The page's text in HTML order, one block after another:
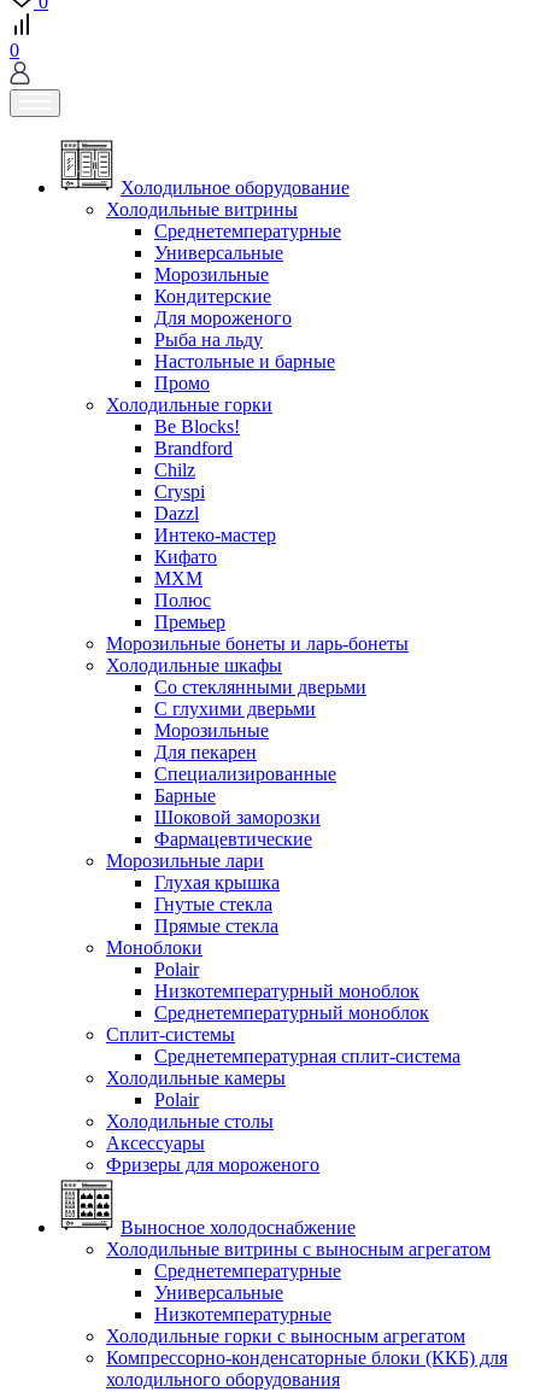
0
Холодильное оборудование
Холодильные витрины
Среднетемпературные
Универсальные
Морозильные
Кондитерские
Для мороженого
Рыба на льду
Настольные и барные
Промо
Холодильные горки
Be Blocks!
Brandford
Chilz
Cryspi
Dazzl
Интеко-мастер
Кифато
МХМ
Полюс
Премьер
Морозильные бонеты и ларь-бонеты
Холодильные шкафы
Со стеклянными дверьми
С глухими дверьми
Морозильные
Для пекарен
Специализированные
Барные
Шоковой заморозки
Фармацевтические
Морозильные лари
Глухая крышка
Гнутые стекла
Прямые стекла
Моноблоки
Polair
Низкотемпературный моноблок
Среднетемпературный моноблок
Сплит-системы
Среднетемпературная сплит-система
Холодильные камеры
Polair
Холодильные столы
Аксессуары
Фризеры для мороженого
Выносное холодоснабжение
Холодильные витрины с выносным агрегатом
Среднетемпературные
Универсальные
Низкотемпературные
Холодильные горки с выносным агрегатом
Компрессорно-конденсаторные блоки (ККБ) для
холодильного оборудования